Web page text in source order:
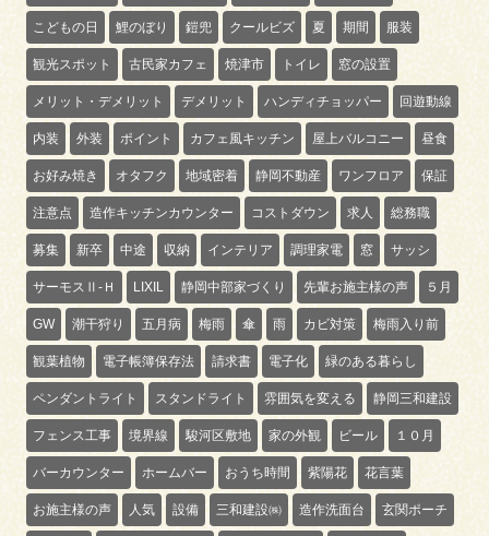
こどもの日 鯉のぼり 鎧兜 クールビズ 夏 期間 服装
観光スポット 古民家カフェ 焼津市 トイレ 窓の設置
メリット・デメリット デメリット ハンディチョッパー 回遊動線
内装 外装 ポイント カフェ風キッチン 屋上バルコニー 昼食
お好み焼き オタフク 地域密着 静岡不動産 ワンフロア 保証
注意点 造作キッチンカウンター コストダウン 求人 総務職
募集 新卒 中途 収納 インテリア 調理家電 窓 サッシ
サーモスⅡ-Ｈ LIXIL 静岡中部家づくり 先輩お施主様の声 ５月
GW 潮干狩り 五月病 梅雨 傘 雨 カビ対策 梅雨入り前
観葉植物 電子帳簿保存法 請求書 電子化 緑のある暮らし
ペンダントライト スタンドライト 雰囲気を変える 静岡三和建設
フェンス工事 境界線 駿河区敷地 家の外観 ビール １０月
バーカウンター ホームバー おうち時間 紫陽花 花言葉
お施主様の声 人気 設備 三和建設㈱ 造作洗面台 玄関ポーチ